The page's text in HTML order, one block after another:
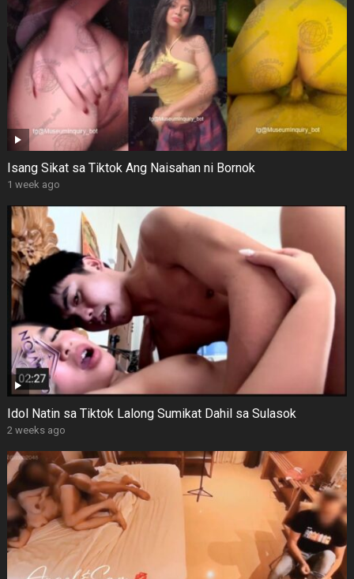
Isang Sikat sa Tiktok Ang Naisahan ni Bornok
1 week ago
Idol Natin sa Tiktok Lalong Sumikat Dahil sa Sulasok
2 weeks ago